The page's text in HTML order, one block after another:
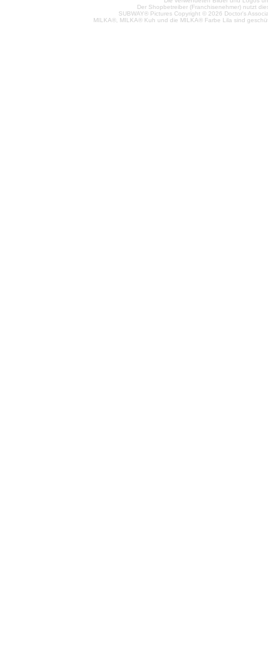
Der Shopbetreiber (Franchisenehmer) nutzt
SUBWAY® Pictures Copyright © 2026 Doctor's
MILKA®, MILKA® Kuh und die MILKA® Farbe Lila sind